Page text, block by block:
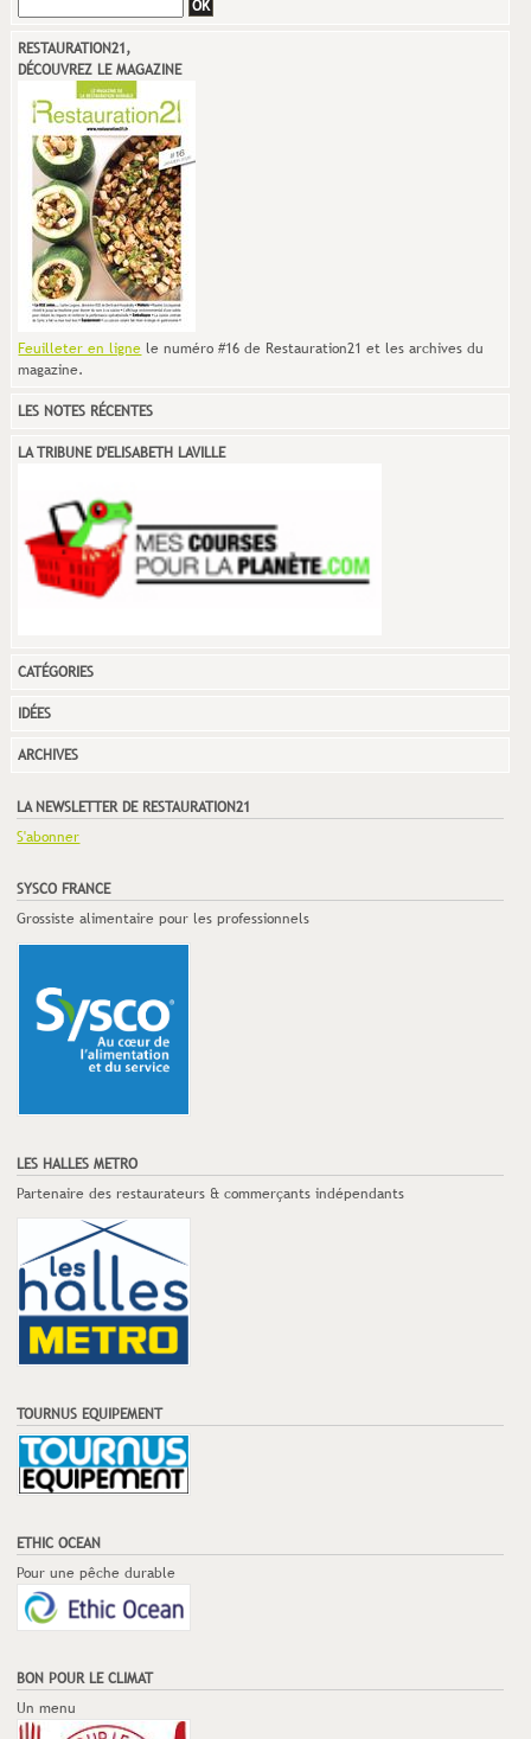
RESTAURATION21,
DÉCOUVREZ LE MAGAZINE
Feuilleter en ligne le numéro #16 de Restauration21 et les archives du
magazine.
LES NOTES RÉCENTES
LA TRIBUNE D'ELISABETH LAVILLE
CATÉGORIES
IDÉES
ARCHIVES
LA NEWSLETTER DE RESTAURATION21
S'abonner
SYSCO FRANCE
Grossiste alimentaire pour les professionnels
LES HALLES METRO
Partenaire des restaurateurs & commerçants indépendants
TOURNUS EQUIPEMENT
ETHIC OCEAN
Pour une pêche durable
BON POUR LE CLIMAT
Un menu